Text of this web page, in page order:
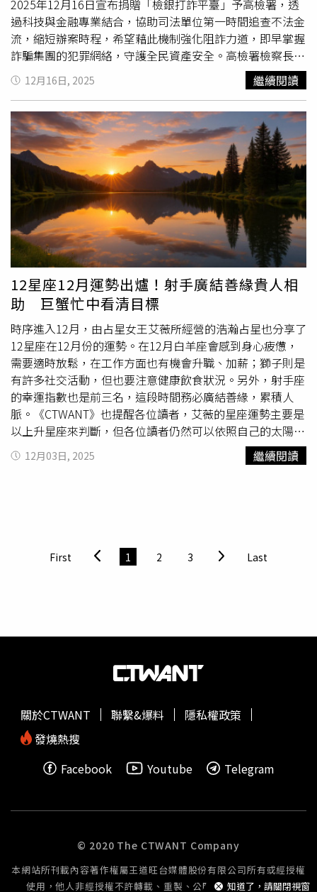
多數近視族群在考慮是否接受近視雷射時，除了矯正近視
外，也會同時考量老花矯正或是日後面臨老花後的因應。大
學眼科院長葉威毅醫師指出，臨床上合併近視與老花的中高
齡族群比例明顯升高，詢問度成長約四成，與臺灣人口中位
數「約46歲」的結構相呼應；這類型民眾在遠近視物切換
（如開車看導航、外出看手機）及生活場景轉換中感受強烈
不便，且常伴隨乾眼困擾，因此傾向尋求一次解決近視與老
花困擾。葉威毅醫師說明，近視及老花的矯正，個人化的數
據極為重要，新型SMILEPro 3.0 Max應用「i精準Cloud」數
據，根據每位患者的術前檢查資料、日常用眼習慣，以及模
擬遠近交替試戴結果，結合大數據輔助優化相關參數，讓醫
師能更精準的為每位患者制訂專屬個人化近視老花矯正方
案。大學眼科院長葉威毅醫師分享近視及老花雷射的矯正，
個人化的數據極為重要，SMILE Pro 3.0 Max應用「i精準
Cloud」數據，讓醫師能更精準的為每位患者制訂專屬個人
化近視老花矯正方案。（圖片提供／大學眼科）SMILE Pro
3.0 Max微創近視雷射，傷口約0.2公分、約筆尖大小，雷射
精準作用於角膜基質層，透過極小截口取出角膜透鏡，有助
於保留角膜結構完整性，降低乾眼機率；微創、快速、10秒
的基礎優勢，及台灣民眾專屬「i精準Cloud」雲端大數據庫
雷射參數，協助醫師在定位與規劃上更精準。單眼雷射時間
約十秒即可完成，也能減輕患者在術中的緊張感，使整體手
術流程更穩定。接受近視雷射1個多月的中信兄弟應援團長
Gary分享，平常在球場上應援，最困擾的就是隱形眼鏡乾
澀、視線不穩的問題，「手術後恢復速度比想像中快，視線
清楚也很穩定，應援時能更專心，不再分心擔心眼睛的不適
感。」中信兄弟啦啦隊員瑄也開心分享，身為追求完美的愛
美族群，術後還能繼續戴美瞳，讓她超級開心。中信兄弟啦
中信啦啦隊員一致認為：微創、安全與 AI導航所累積的臨床
大數據，讓他們對新科技更安心放心。醫師提醒：術後照護
囑使用人工淚液，有助於減少乾澀不適；外出時配戴太陽眼
期回診追蹤與良好用眼習慣，有助於維持穩定且清晰的視力
理社群圈與朋友圈，有些關係可能淡出，有些盟友開始定
型，合作圈層會逐漸穩定。●天秤座本周由於水星進摩羯讓
你開始認真思考居住、家庭與未來基礎的安排。巨蟹滿月點
亮事業與名聲領域，某個工作階段將告一段落，準備迎向新
定位，是調整職涯形象的重要時刻。●天蠍座本周由於水星
進摩羯讓你對學習、寫作、教學與證照有更長遠的規劃。巨
蟹滿月帶來視野擴張，可能確定海外、進修或跨界發展方
向，你正在為人生下一個篇章定下航線。●射手座本周由於
水星進摩羯讓你開始嚴肅看待收入結構與資源配置。巨蟹滿
月照亮共享資源、投資與關係承諾，某筆金錢或關係條件即
將定案，記得為自己保留彈性與安全感。●摩羯座本周由於
水星進入你的本命宮，讓你開始重新定義自我形象、方向與
溝通方式。巨蟹滿月點亮伴侶與合作關係，某段重要關係迎
來關鍵結果，適合談清楚未來定位。●水瓶座本周由於水星
進摩羯讓你進入內在整理期，開始盤點過去一年的人際與情
緒累積。巨蟹滿月提醒你調整健康、工作壓力與生活節奏，
是重建身心平衡的轉折週。●雙魚座本周由於水星進摩羯讓
你開始為未來三年的社群、人脈與合作藍圖做規劃。巨蟹滿
月點亮戀愛、創作與孩子緣份，某段曖昧或創作計畫將迎來
明確方向，是感情與才華的定錨週。◎民俗信仰僅供參考，
請勿過度迷信！
2025年12月16日宣布捐贈「檢銀打詐平臺」予高檢署，透
過科技與金融專業結合，協助司法單位第一時間追查不法金
流，縮短辦案時程，希望藉此機制強化阻詐力道，即早掌握
詐騙集團的犯罪網絡，守護全民資產安全。高檢署檢察長張
斗輝與中信銀行董事長陳佳文出席「檢銀打詐平台」捐贈儀
式，象徵檢銀合作邁向科技化、制度化的新里程碑。（圖片
贈儀式由高檢署檢察長張斗輝與中信銀行董事長陳佳文代表
出席，臺灣臺北地方檢察署檢察長王俊力、臺灣桃園地方檢
察署檢察長戴文亮、高檢署打詐督導中心執行秘書卓俊忠、
桃園地檢署主任檢察官馬鴻驊、中國信託育樂公司董事長陳
國恩、台灣彩券公司副董事長金延華、中信銀行總經理楊銘
祥、中國信託金融控股公司法遵長湯偉祥皆到場見證。高檢
署檢察長張斗輝表示，中國信託率金融業之先與高檢署合作
多項阻詐措施，且於2024年積極推動「檢銀打詐平臺」系
統，透過需求訪談、介接規格的商討，開發出提升檢察官偵
辦詐欺案件效能的系統，對於車手及幕後集團的查緝有很大
的助益，高檢署肯定中信銀行秉持企業社會責任，善用數位
科技攜手防詐的實際作為。中信銀行董事長陳佳文表示，身
為金融機構，中國信託深知打擊金融犯罪、保護民眾資產，
是金融機構需要持續努力的範疇，中國信託長期投入資源與
高檢署及各地方檢察署、警政單位合作，運用金融科技提升
辦案效率，由中信銀行開發建置的「檢銀打詐平臺」，解決
檢察機關在調閱金融資訊上的痛點，將調閱範圍擴及到ATM
與分行監視影像、交易紀錄及文件書類共10個項目，將更積
極滿足偵辦需求，也希望藉此再強化中國信託的阻詐實力。
中國信託商業銀行捐贈「檢銀打詐平臺」予臺灣高等檢察
署，透過金融科技結合司法專業，強化檢銀聯手阻詐力道，
用機器人流程自動化（Robotic Process Automation,
RPA）全時段自動調閱、人工智慧（Artificial Intelligence,
不法份子犯罪網絡，溯源追查核心上游，讓詐團無所遁形。
覺疑似被害人攔阻詐騙金額較去年同期成長109%，成功攔
阻1,387件詐騙案件，金額超過新臺幣10億元，自2022年起
帳戶管理方面，截至今年第三季新增警示帳戶數較去年同期
減少13.8%，已連續三年下降。隨著詐團手法推陳出新，為
AI偵測模型，進一步結合跨行金流履歷，針對突有異常行為
即加強KYC（Know Your Customer）確認，經通報警方介
入成功揪出詐騙車手，攔截詐騙款流出。中信銀行統計今年
1月至10月，因採行預先管制措施協助攔截詐騙款流出達新
12月16日, 2025 繼續閱讀
12星座12月運勢出爐！射手廣結善緣貴人相
助 巨蟹忙中看清目標
時序進入12月，由占星女王艾薇所經營的浩瀚占星也分享了
12星座在12月份的運勢。在12月白羊座會感到身心疲憊，
需要適時放鬆，在工作方面也有機會升職、加薪；獅子則是
有許多社交活動，但也要注意健康飲食狀況。另外，射手座
的幸運指數也是前三名，這段時間務必廣結善緣，累積人
脈。《CTWANT》也提醒各位讀者，艾薇的星座運勢主要是
以上升星座來判斷，但各位讀者仍然可以依照自己的太陽星
座來做參考喔。上升／太陽白羊座｜幸運指數：
★★★★☆🔸 整體運勢｜在經過蓄積能量的一段時間之
你將有機會接到重大的責任，或是有機會爭取升職或加薪。
與此同時，也需要注意與權威人士相處時，要降低衝突發生
況。另外，與情人相處時，也要避免打擊對方的自信心。上
交活動會相當的多，各式各樣的活動接踵而來，在應酬之
餘，也要注意自己的飲食與健康狀況喔！家庭方面，會有一
覺或經驗，才不會當冤大頭。🔸 工作運勢｜ 工作上。受到
火星的影響，工作量將會有倍增的狀況出現，你將會積極的
高峰。在某些點上，不要讓自己出風頭，才不會讓自己之後
自由。單身的你則有機會邂逅很有魅力的對象，但有些複雜
的問題需要思考。上升／太陽射手座｜幸運指數：
★★★★☆🔸 整體運勢｜這段時間，你需要廣結善緣，朋
12月03日, 2025 繼續閱讀
First 1 2 3 Last
知道了，請關閉視窗
關於CTWANT 聯繫&爆料
隱私權政策
發燒熱搜
Facebook
Youtube Telegram
© 2020 The CTWANT Company
本網站所刊載內容著作權屬王道旺台媒體股份有限公司所有或經授權
使用，他人非經授權不許轉載、重製、公開播送或公開傳輸。